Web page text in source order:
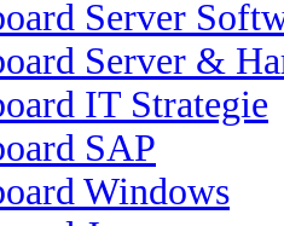
Server
Server &
IT Strategie
SAP
Windows